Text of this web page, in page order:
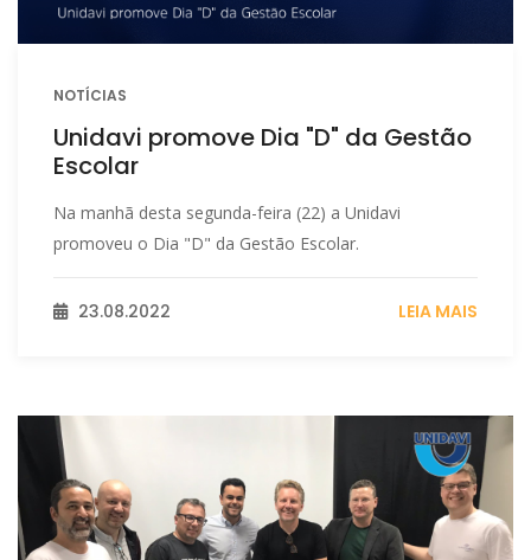
NOTÍCIAS
Unidavi promove Dia "D" da Gestão
Escolar
Na manhã desta segunda-feira (22) a Unidavi
promoveu o Dia "D" da Gestão Escolar.
23.08.2022 LEIA MAIS